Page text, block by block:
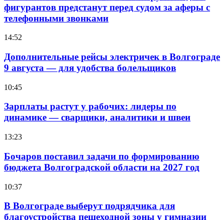
фигурантов предстанут перед судом за аферы с
телефонными звонками
14:52
Дополнительные рейсы электричек в Волгограде
9 августа — для удобства болельщиков
10:45
Зарплаты растут у рабочих: лидеры по
динамике — сварщики, аналитики и швеи
13:23
Бочаров поставил задачи по формированию
бюджета Волгоградской области на 2027 год
10:37
В Волгограде выберут подрядчика для
благоустройства пешеходной зоны у гимназии